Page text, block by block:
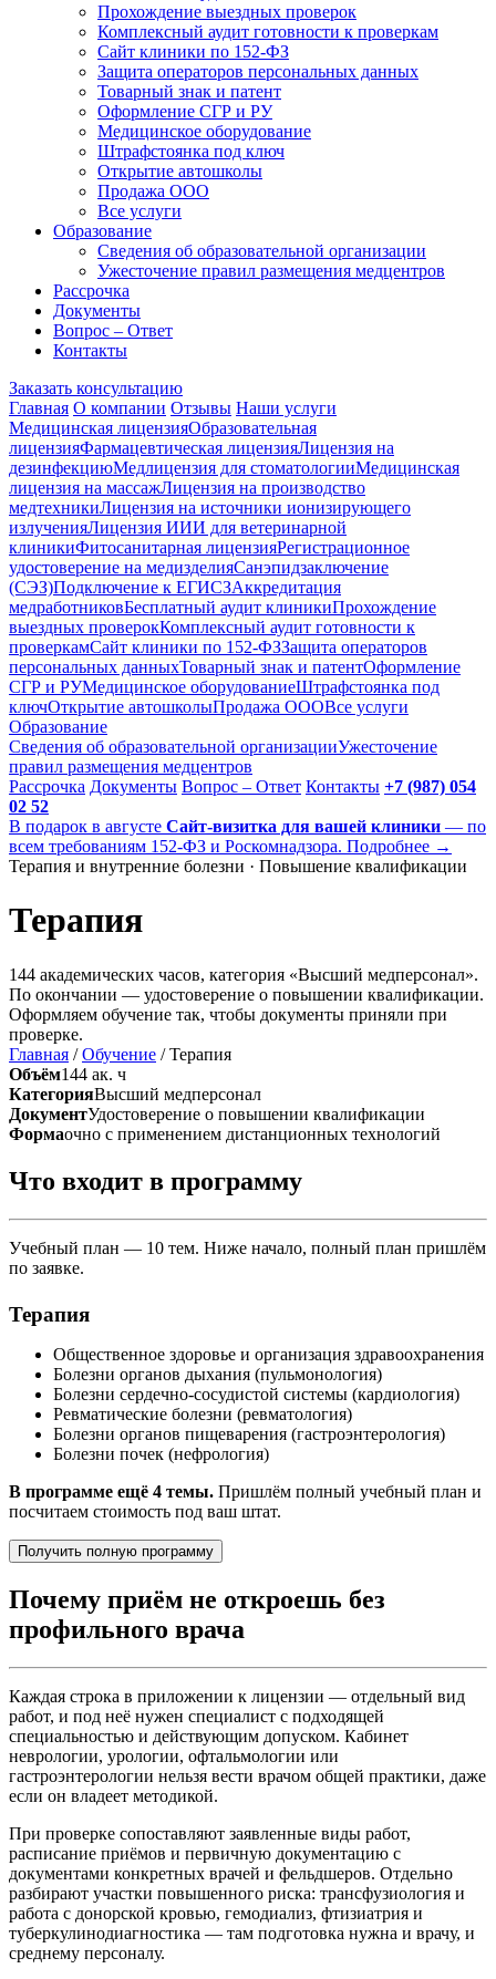
Прохождение выездных проверок
Комплексный аудит готовности к проверкам
Сайт клиники по 152-ФЗ
Защита операторов персональных данных
Товарный знак и патент
Оформление СГР и РУ
Медицинское оборудование
Штрафстоянка под ключ
Открытие автошколы
Продажа ООО
Все услуги
Образование
Сведения об образовательной организации
Ужесточение правил размещения медцентров
Рассрочка
Документы
Вопрос – Ответ
Контакты
Заказать консультацию
Главная О компании Отзывы Наши услуги
Медицинская лицензияОбразовательная
лицензияФармацевтическая лицензияЛицензия на
дезинфекциюМедлицензия для стоматологииМедицинская
лицензия на массажЛицензия на производство
медтехникиЛицензия на источники ионизирующего
излученияЛицензия ИИИ для ветеринарной
клиникиФитосанитарная лицензияРегистрационное
удостоверение на медизделияСанэпидзаключение
(СЭЗ)Подключение к ЕГИСЗАккредитация
медработниковБесплатный аудит клиникиПрохождение
выездных проверокКомплексный аудит готовности к
проверкамСайт клиники по 152-ФЗЗащита операторов
персональных данныхТоварный знак и патентОформление
СГР и РУМедицинское оборудованиеШтрафстоянка под
ключОткрытие автошколыПродажа ОООВсе услуги
Образование
Сведения об образовательной организацииУжесточение
правил размещения медцентров
Рассрочка Документы Вопрос – Ответ Контакты +7 (987) 054
02 52
В подарок в августе Сайт-визитка для вашей клиники — по
всем требованиям 152-ФЗ и Роскомнадзора. Подробнее →
Терапия и внутренние болезни · Повышение квалификации
Терапия
144 академических часов, категория «Высший медперсонал».
По окончании — удостоверение о повышении квалификации.
Оформляем обучение так, чтобы документы приняли при
проверке.
Главная / Обучение / Терапия
Объём144 ак. ч
КатегорияВысший медперсонал
ДокументУдостоверение о повышении квалификации
Формаочно с применением дистанционных технологий
Что входит в программу
Учебный план — 10 тем. Ниже начало, полный план пришлём
по заявке.
Терапия
Общественное здоровье и организация здравоохранения
Болезни органов дыхания (пульмонология)
Болезни сердечно-сосудистой системы (кардиология)
Ревматические болезни (ревматология)
Болезни органов пищеварения (гастроэнтерология)
Болезни почек (нефрология)
В программе ещё 4 темы. Пришлём полный учебный план и
посчитаем стоимость под ваш штат.
Получить полную программу
Почему приём не откроешь без
профильного врача
Каждая строка в приложении к лицензии — отдельный вид
работ, и под неё нужен специалист с подходящей
специальностью и действующим допуском. Кабинет
неврологии, урологии, офтальмологии или
гастроэнтерологии нельзя вести врачом общей практики, даже
если он владеет методикой.
При проверке сопоставляют заявленные виды работ,
расписание приёмов и первичную документацию с
документами конкретных врачей и фельдшеров. Отдельно
разбирают участки повышенного риска: трансфузиология и
работа с донорской кровью, гемодиализ, фтизиатрия и
туберкулинодиагностика — там подготовка нужна и врачу, и
среднему персоналу.